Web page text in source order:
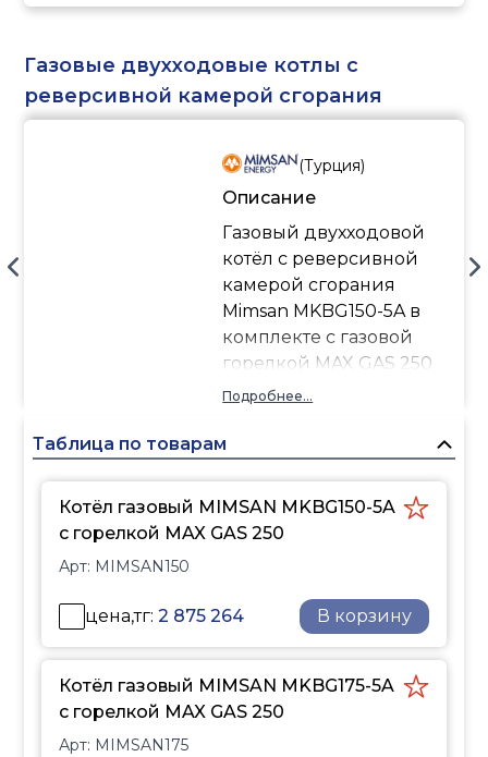
Газовые двухходовые котлы с
реверсивной камерой сгорания
(Турция)
Описание
Газовый двухходовой
котёл с реверсивной
камерой сгорания
Mimsan MKBG150-5A в
комплекте с газовой
горелкой MAX GAS 250
Характеристики и
Высокая эффективность
Турбулизаторы во втором
ходе котла
Дверца с водяным
Максимальное давление
до 5 бар
Теплоизоляция
толщиной 80 мм на
корпусе и дверце
Подробнее...
Таблица по товарам
Котёл газовый MIMSAN MKBG150-5A
с горелкой MAX GAS 250
Арт: MIMSAN150
цена,тг:2 875 264 В корзину
Котёл газовый MIMSAN MKBG175-5A
с горелкой MAX GAS 250
Арт: MIMSAN175